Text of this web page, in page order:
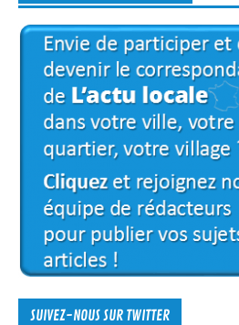
SUIVEZ-NOUS SUR TWITTER